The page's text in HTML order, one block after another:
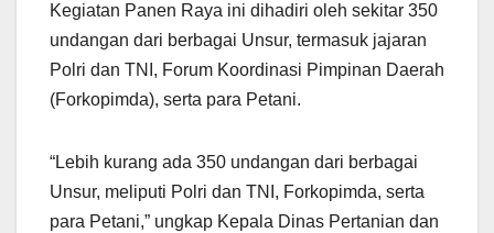
Kegiatan Panen Raya ini dihadiri oleh sekitar 350
undangan dari berbagai Unsur, termasuk jajaran
Polri dan TNI, Forum Koordinasi Pimpinan Daerah
(Forkopimda), serta para Petani.
“Lebih kurang ada 350 undangan dari berbagai
Unsur, meliputi Polri dan TNI, Forkopimda, serta
para Petani,” ungkap Kepala Dinas Pertanian dan